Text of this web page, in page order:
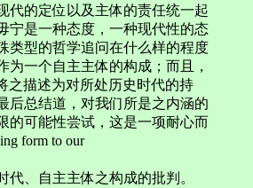
代的定位以及主体的责任统一起
宁是一种态度，一种现代性的态
类型的哲学追问在什么样的程度
为一个自主主体的构成；而且，
之描述为对所处历史时代的持
后总结道，对我们所是之内涵的
的可能性尝试，这是一项耐心而
form to our
、自主主体之构成的批判。